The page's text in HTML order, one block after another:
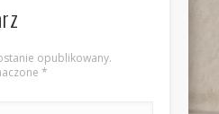
opublikowany.
*